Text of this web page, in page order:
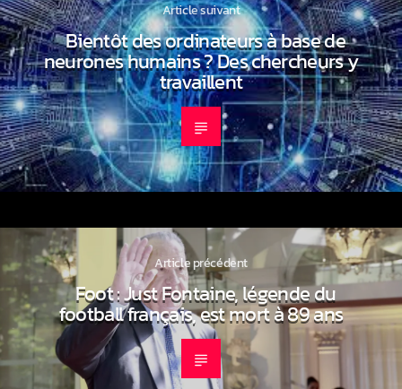
Article suivant
Bientôt des ordinateurs à base de
neurones humains ? Des chercheurs y
travaillent
Article précédent
Foot : Just Fontaine, légende du
football français, est mort à 89 ans